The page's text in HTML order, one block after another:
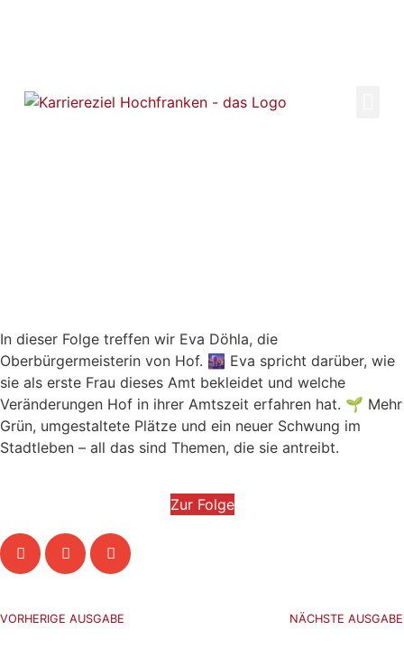
In dieser Folge treffen wir Eva Döhla, die
Oberbürgermeisterin von Hof. 🌆 Eva spricht darüber, wie
sie als erste Frau dieses Amt bekleidet und welche
Veränderungen Hof in ihrer Amtszeit erfahren hat. 🌱 Mehr
Grün, umgestaltete Plätze und ein neuer Schwung im
Stadtleben – all das sind Themen, die sie antreibt.
Zur Folge
VORHERIGE AUSGABE NÄCHSTE AUSGABE